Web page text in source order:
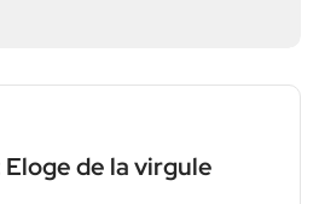
de la virgule